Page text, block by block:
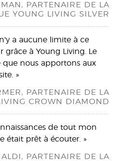
PARTENAIRE DE LA
YOUNG LIVING SILVER
a aucune limite à ce
à Young Living. Le
que nous apportons aux
»
PARTENAIRE DE LA
CROWN DIAMOND
de tout mon
était prêt à écouter. »
PARTENAIRE DE LA